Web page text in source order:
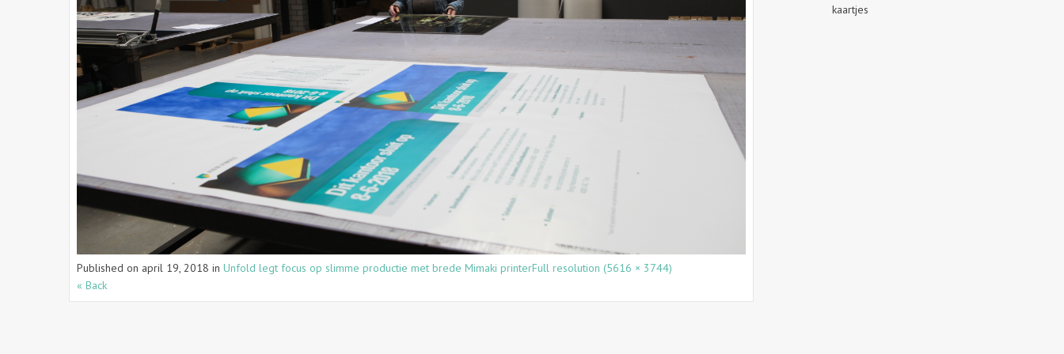
Published on april 19, 2018 in Unfold legt focus op slimme productie met brede Mimaki printerFull resolution (5616 × 3744)
« Back
kaartjes